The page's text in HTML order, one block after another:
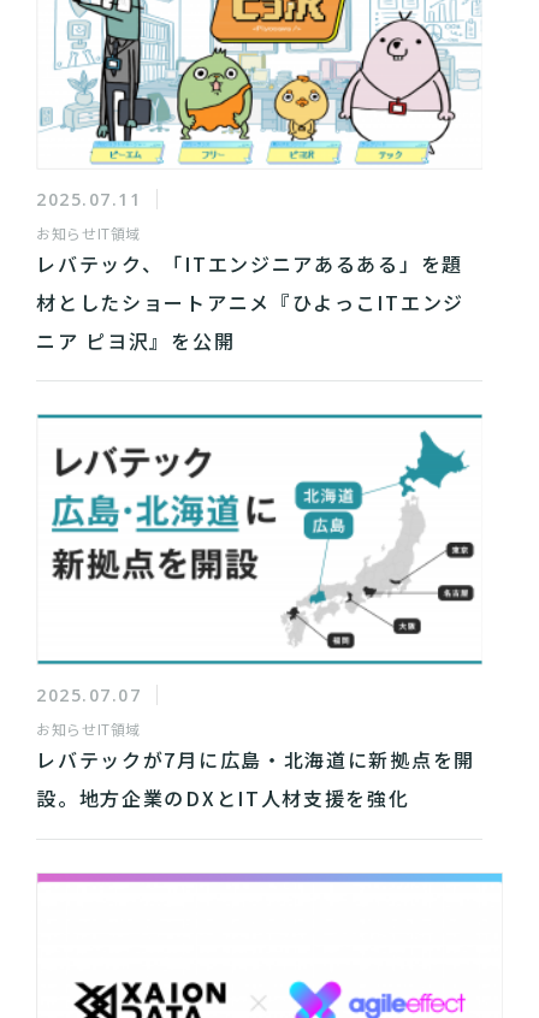
2025.07.11
お知らせIT領域
レバテック、「ITエンジニアあるある」を題
材としたショートアニメ『ひよっこITエンジ
ニア ピヨ沢』を公開
2025.07.07
お知らせIT領域
レバテックが7月に広島・北海道に新拠点を開
設。地方企業のDXとIT人材支援を強化